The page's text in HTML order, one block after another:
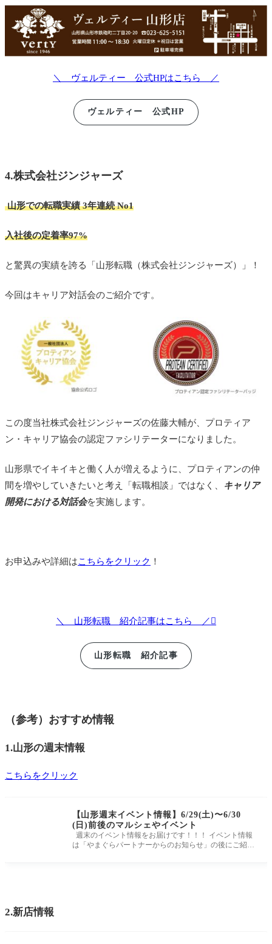
＼ ヴェルティー 公式HPはこちら ／
ヴェルティー 公式HP
4.株式会社ジンジャーズ
山形での転職実績 3年連続 No1
入社後の定着率97%
と驚異の実績を誇る「山形転職（株式会社ジンジャーズ）」！
今回はキャリア対話会のご紹介です。
この度当社株式会社ジンジャーズの佐藤大輔が、プロティア
ン・キャリア協会の認定ファシリテーターになりました。
山形県でイキイキと働く人が増えるように、プロティアンの仲
間を増やしていきたいと考え「転職相談」ではなく、
キャリア
開発における対話会を実施します。
お申込みや詳細はこちらをクリック ！
＼ 山形転職 紹介記事はこちら ／
山形転職 紹介記事
（参考）おすすめ情報
1.山形の週末情報
こちらをクリック
【山形週末イベント情報】6/29(土)〜6/30
(日)前後のマルシェやイベント
週末のイベント情報をお届けです！！！ イベント情報
は「やまぐらパートナーからのお知らせ」の後にご紹介
2.新店情報